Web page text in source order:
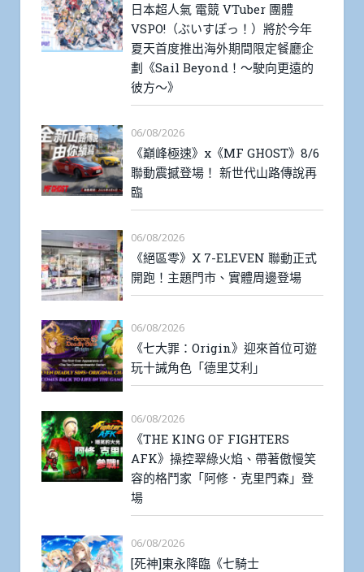
日本超人氣 電競 VTuber 團體
VSPO!（ぶいすぽっ！）將於今年
夏天首度推出海外期間限定餐廳企
劃《Sail Beyond！～駛向更遠的
彼方～》
06/08/2026
《巔峰極速》x《MF GHOST》8/6
聯動震撼登場！ 新世代山路傳說再
臨
06/08/2026
《絕區零》X 7-ELEVEN 聯動正式
開跑！主題門市、實體周邊登場
06/08/2026
《七大罪：Origin》迎來首位可遊
玩十誡角色「德里艾利」
06/08/2026
《THE KING OF FIGHTERS
AFK》操控翠綠火焰、帶著傲慢笑
容的格鬥家「阿修．克里門森」登
場
06/08/2026
[死神]東永降臨《七騎士